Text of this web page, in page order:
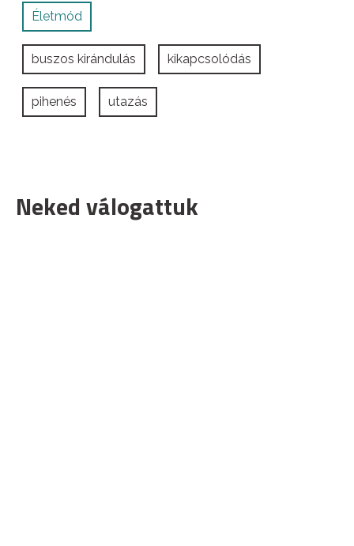
Életmód
buszos kirándulás kikapcsolódás
pihenés utazás
Neked válogattuk